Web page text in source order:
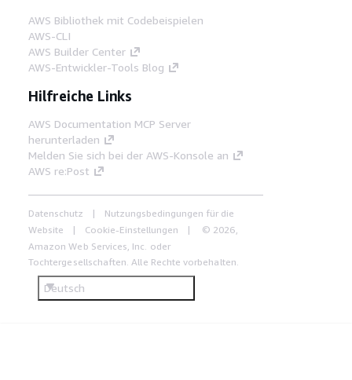
AWS Bibliothek mit Codebeispielen
AWS-CLI
AWS Builder Center
AWS-Entwickler-Tools Blog
Hilfreiche Links
AWS Documentation MCP Server
herunterladen
Melden Sie sich bei der AWS-Konsole an
AWS re:Post
Datenschutz
Nutzungsbedingungen für die
Website
Cookie-Einstellungen
© 2026,
Amazon Web Services, Inc. oder
Tochtergesellschaften. Alle Rechte vorbehalten.
Deutsch